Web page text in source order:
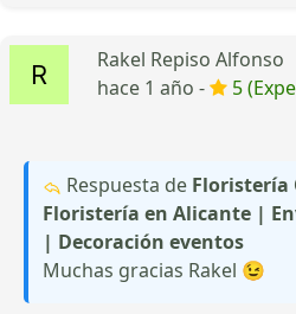
Rakel Repiso Alfonso
hace 1 año -
5
Respuesta de Floristería
Floristería en Alicante |
| Decoración eventos
Muchas gracias Rakel 😉